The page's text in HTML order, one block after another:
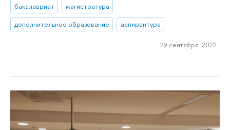
бакалавриат
магистратура
дополнительное образование
аспирантура
29 сентября 2022